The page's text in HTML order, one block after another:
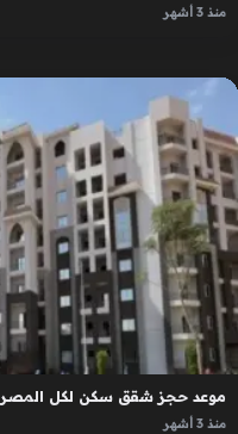
منذ 3 أشهر
موعد حجز شقق سكن لكل المصريين 9.. أماكن الطرح وتفاصيل
منذ 3 أشهر